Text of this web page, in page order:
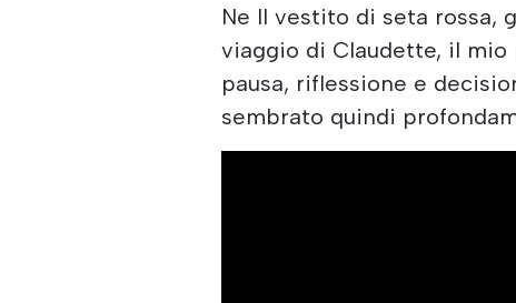
Ne Il vestito di seta rossa,
viaggio di Claudette, il mio
pausa, riflessione e
sembrato quindi